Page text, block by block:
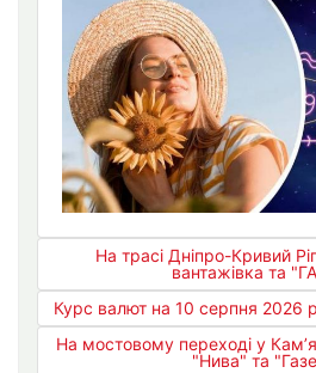
На трасі Дніпро-Кривий
вантажівка та
Курс валют на 10 серпня 2026
На мостовому переході у
"Нива" та